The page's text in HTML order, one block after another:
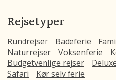
Rejsetyper
Rundrejser Badeferie
Naturrejser
Voksenferie
Budgetvenlige rejser
Safari
Kør selv ferie